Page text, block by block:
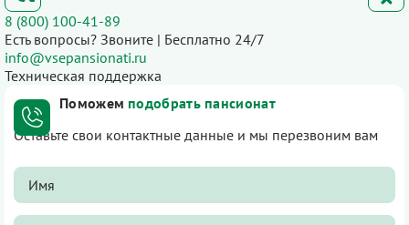
8 (800) 100-41-89
Есть вопросы? Звоните | Бесплатно 24/7
info@vsepansionati.ru
Техническая поддержка
Поможем подобрать пансионат
Оставьте свои контактные данные и мы перезвоним вам